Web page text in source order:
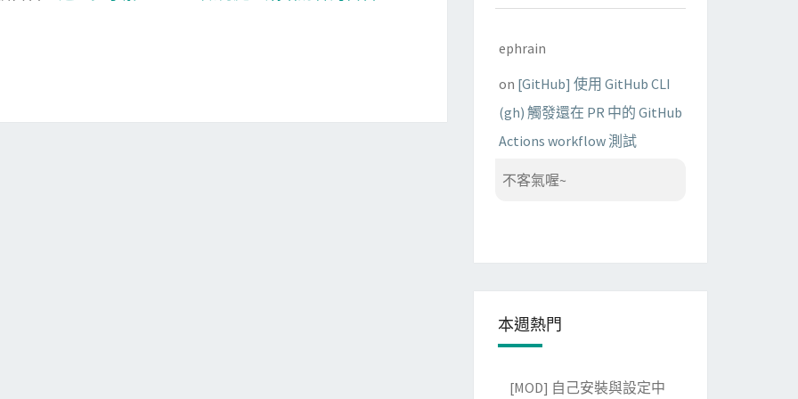
ephrain
on [GitHub] 使用 GitHub CLI
(gh) 觸發還在 PR 中的 GitHub
Actions workflow 測試
不客氣喔~
本週熱門
[MOD] 自己安裝與設定中